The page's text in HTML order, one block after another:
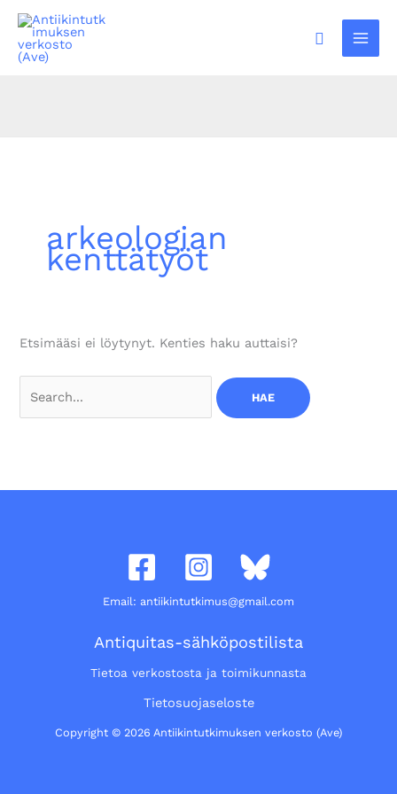
Siirry
sisältöön
Hae
arkeologian
kenttätyöt
Etsimääsi ei löytynyt. Kenties haku auttaisi?
Email: antiikintutkimus@gmail.com
Antiquitas-sähköpostilista
Tietoa verkostosta ja toimikunnasta
Tietosuojaseloste
Copyright © 2026 Antiikintutkimuksen verkosto (Ave)